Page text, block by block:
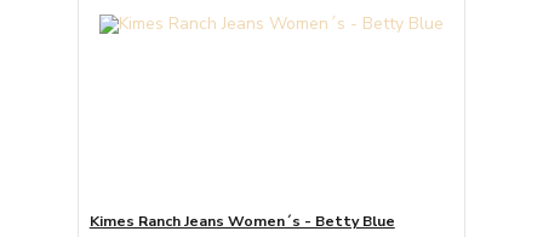
Kimes Ranch Jeans Women´s - Betty Blue